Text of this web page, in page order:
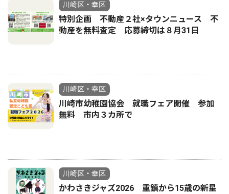
川崎区・幸区
特別企画 不動産２社×タウンニュース 不
動産を無料査定 応募締切は８月31日
川崎区・幸区
川崎市幼稚園協会 就職フェア開催 参加
無料 市内３カ所で
川崎区・幸区
かわさきジャズ2026 重鎮から15歳の新星